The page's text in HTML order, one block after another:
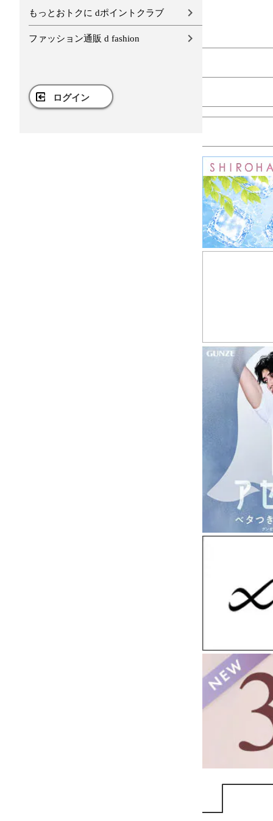
もっとおトクに dポイントクラブ
ファッション通販 d fashion
ログイン